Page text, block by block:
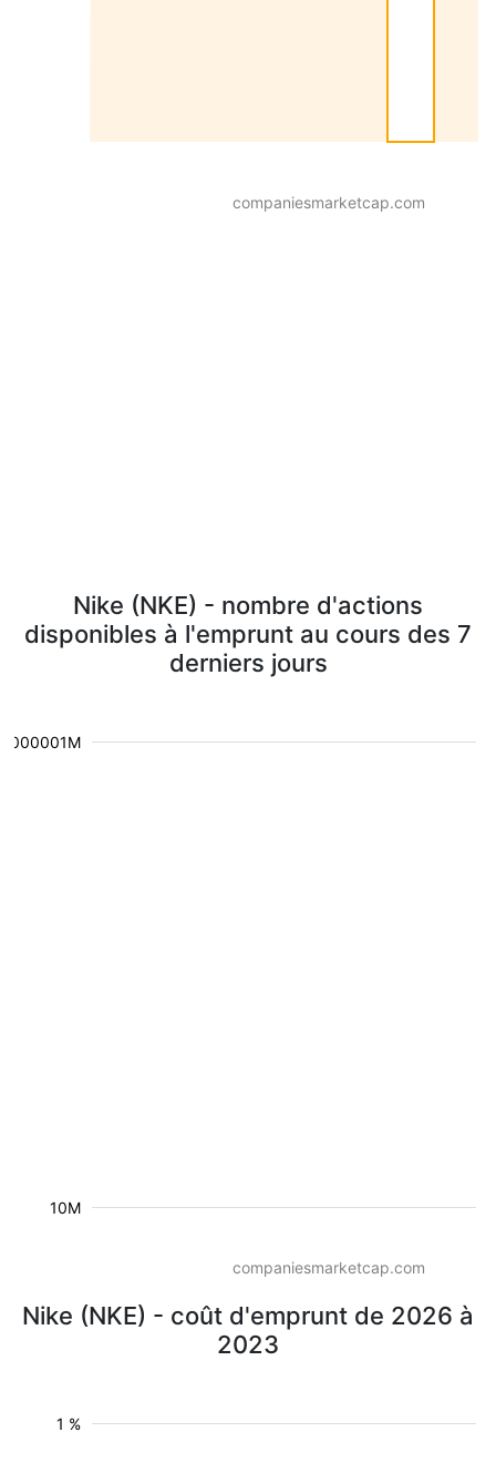
companiesmarketcap.com
Nike (NKE) - nombre d'actions
disponibles à l'emprunt au cours des 7
derniers jours
10M
companiesmarketcap.com
Nike (NKE) - coût d'emprunt de 2026 à
2023
1 %